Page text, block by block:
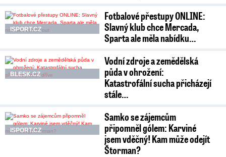
ISPORT.CZ
Fotbalové přestupy ONLINE:
Slavný klub chce Mercada,
Sparta ale měla nabídku…
BLESK.CZ
Vodní zdroje a zemědělská
půda v ohrožení:
Katastrofální sucha přicházejí
stále…
ISPORT.CZ
Samko se zájemcům
připomněl gólem: Karviné
jsem vděčný! Kam může odejít
Štorman?